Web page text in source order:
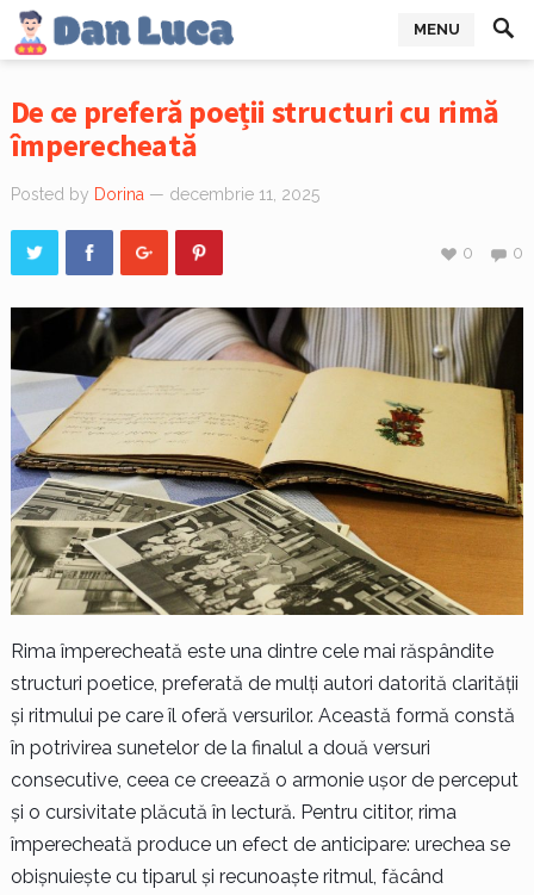
MENU
De ce preferă poeții structuri cu rimă
împerecheată
Posted by Dorina — decembrie 11, 2025
0
0
Rima împerecheată este una dintre cele mai răspândite
structuri poetice, preferată de mulți autori datorită clarității
și ritmului pe care îl oferă versurilor. Această formă constă
în potrivirea sunetelor de la finalul a două versuri
consecutive, ceea ce creează o armonie ușor de perceput
și o cursivitate plăcută în lectură. Pentru cititor, rima
împerecheată produce un efect de anticipare: urechea se
obișnuiește cu tiparul și recunoaște ritmul, făcând